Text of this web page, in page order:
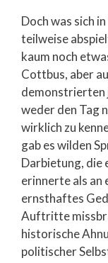
Doch was sich
teilweise
kaum noch
Cottbus, aber
demonstrierten
weder den Tag
wirklich zu
gab es wilden
Darbietung, die
erinnerte als an
ernsthaftes
Auftritte
historische
politischer